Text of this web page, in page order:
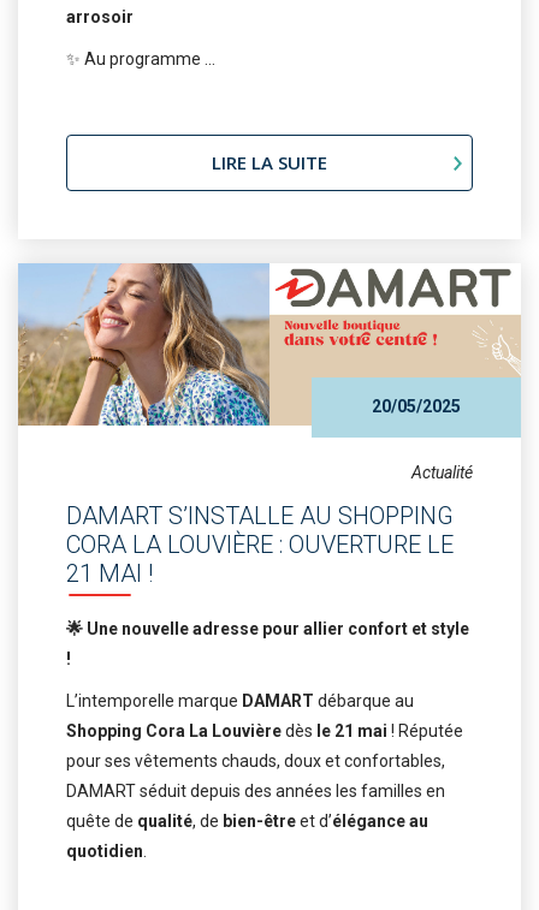
arrosoir
✨ Au programme ...
LIRE LA SUITE
20/05/2025
Actualité
DAMART S’INSTALLE AU SHOPPING
CORA LA LOUVIÈRE : OUVERTURE LE
21 MAI !
🌟 Une nouvelle adresse pour allier confort et style
!
L’intemporelle marque DAMART débarque au
Shopping Cora La Louvièredès le 21 mai ! Réputée
pour ses vêtements chauds, doux et confortables,
DAMART séduit depuis des années les familles en
quête de qualité, de bien-êtreet d’élégance au
quotidien